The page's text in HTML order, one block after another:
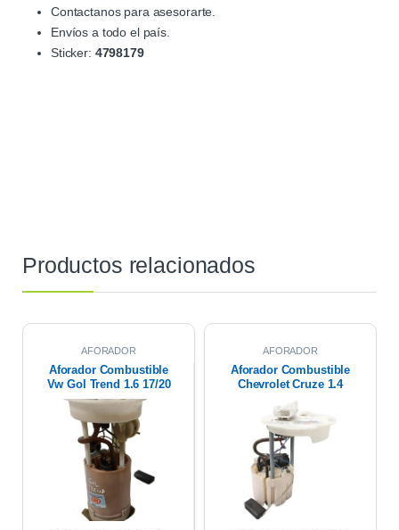
Contactanos para asesorarte.
Envíos a todo el país.
Sticker: 4798179
Productos relacionados
AFORADOR
Aforador Combustible
Vw Gol Trend 1.6 17/20
AFORADOR
Aforador Combustible
Chevrolet Cruze 1.4
2021